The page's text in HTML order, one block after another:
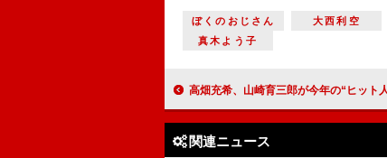
ぼくのおじさん 大西利空
真木よう子
高畑充希、山崎育三郎が今年の“ヒット人” 「来年も消えないように頑
関連ニュース